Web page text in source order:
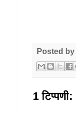
Posted by
1 टिप्पणी: